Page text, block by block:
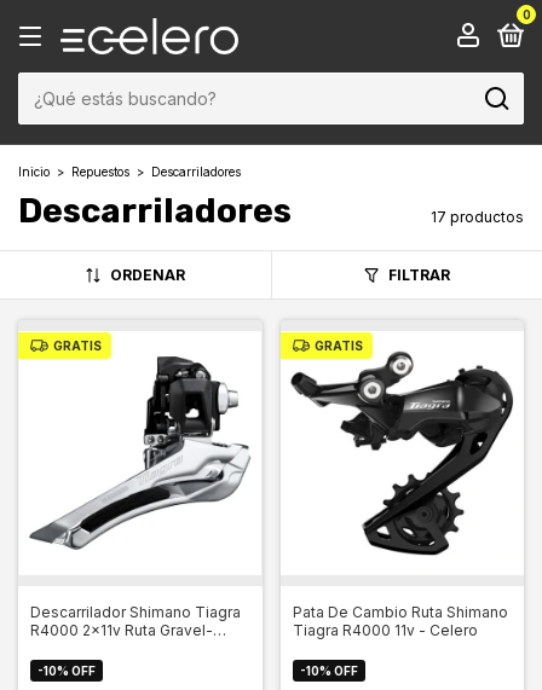
0
Inicio > Repuestos > Descarriladores
Descarriladores 17 productos
ORDENAR FILTRAR
GRATIS
Descarrilador Shimano Tiagra
R4000 2x11v Ruta Gravel-
-10% OFF
GRATIS
Pata De Cambio Ruta Shimano
Tiagra R4000 11v - Celero
-10% OFF